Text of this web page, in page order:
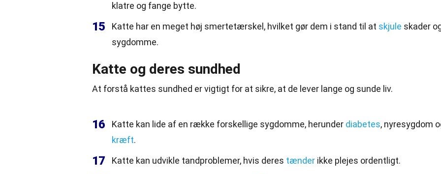
klatre og fange bytte.
15 Katte har en meget høj smertetærskel, hvilket gør dem i stand til at skjule skader
sygdomme.
Katte og deres sundhed
At forstå kattes sundhed er vigtigt for at sikre, at de lever lange og sunde liv.
16 Katte kan lide af en række forskellige sygdomme, herunder diabetes, nyresygdom
kræft.
17 Katte kan udvikle tandproblemer, hvis deres tænder ikke plejes ordentligt.